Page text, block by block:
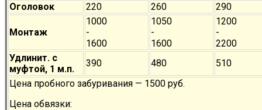
Оголовок
220 260 290
Монтаж
1000
-
1600
1050
-
1600
1200
-
2200
Удлинит. с
муфтой, 1 м.п.
390 480
510
Цена пробного забуривания — 1500 руб.
Цена обвязки: